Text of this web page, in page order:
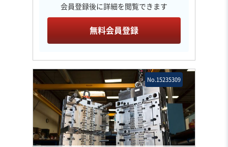
会員登録後に詳細を閲覧できます
無料会員登録
No.15235309